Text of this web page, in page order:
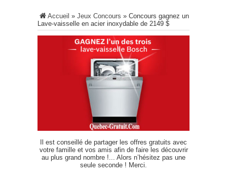
Accueil » Jeux Concours » Concours gagnez un
Lave-vaisselle en acier inoxydable de 2149 $
Il est conseillé de partager les offres gratuits avec
votre famille et vos amis afin de faire les découvrir
au plus grand nombre !... Alors n’hésitez pas une
seule seconde ! Merci.